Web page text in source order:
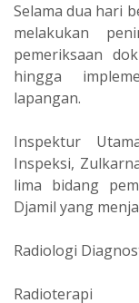
Selama dua hari
melakukan
pemeriksaan
hingga
lapangan.
Inspektur
Inspeksi,
lima bidang
Djamil yang
Radiologi
Radioterapi